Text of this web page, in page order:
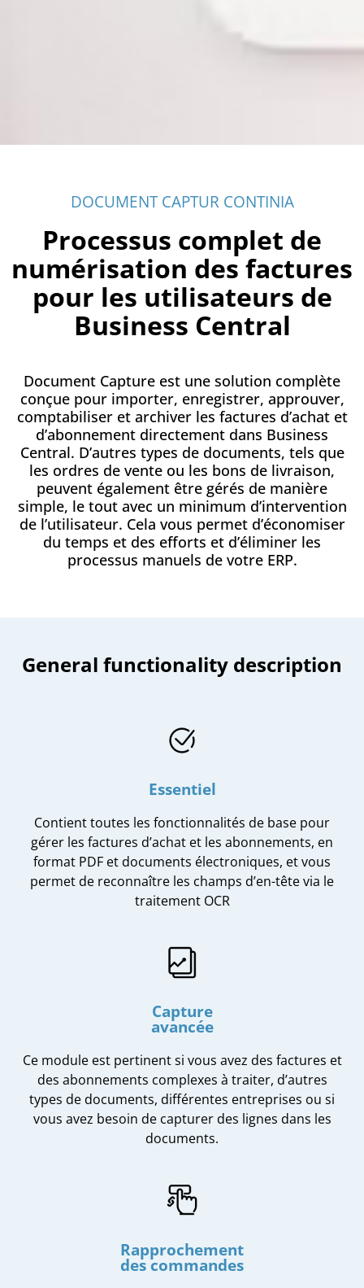
DOCUMENT CAPTUR CONTINIA
Processus complet de
numérisation des factures
pour les utilisateurs de
Business Central
Document Capture est une solution complète
conçue pour importer, enregistrer, approuver,
comptabiliser et archiver les factures d’achat et
d’abonnement directement dans Business
Central. D’autres types de documents, tels que
les ordres de vente ou les bons de livraison,
peuvent également être gérés de manière
simple, le tout avec un minimum d’intervention
de l’utilisateur. Cela vous permet d’économiser
du temps et des efforts et d’éliminer les
processus manuels de votre ERP.
General functionality description
Essentiel
Contient toutes les fonctionnalités de base pour
gérer les factures d’achat et les abonnements, en
format PDF et documents électroniques, et vous
permet de reconnaître les champs d’en-tête via le
traitement OCR
Capture
avancée
Ce module est pertinent si vous avez des factures et
des abonnements complexes à traiter, d’autres
types de documents, différentes entreprises ou si
vous avez besoin de capturer des lignes dans les
documents.
Rapprochement
des commandes